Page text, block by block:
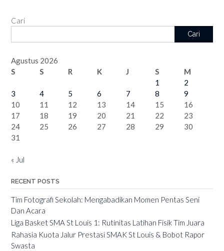
Cari
Cari
Agustus 2026
S
S R K J S
M
1
2
3
4 5 6 7 8
9
10
11 12 13 14 15
16
17
18 19 20 21 22
23
24
25 26 27 28 29
30
31
« Jul
RECENT POSTS
Tim Fotografi Sekolah: Mengabadikan Momen Pentas Seni
Dan Acara
Liga Basket SMA St Louis 1: Rutinitas Latihan Fisik Tim Juara
Rahasia Kuota Jalur Prestasi SMAK St Louis & Bobot Rapor
Swasta